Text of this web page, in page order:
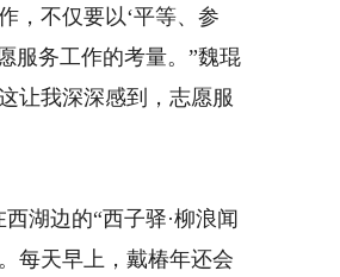
不仅要以‘平等、参
服务工作的考量。”魏琨
让我深深感到，志愿服
湖边的“西子驿·柳浪闻
每天早上，戴椿年还会